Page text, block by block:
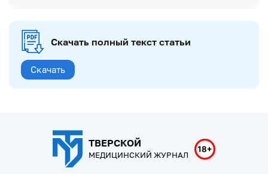
Скачать полный текст статьи
Скачать
ТВЕРСКОЙ
МЕДИЦИНСКИЙ ЖУРНАЛ